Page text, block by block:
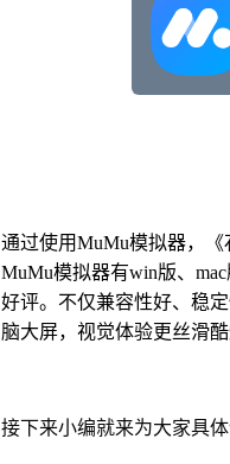
通过使用MuMu模拟器，
MuMu模拟器有win版、
好评。不仅兼容性好、稳
脑大屏，视觉体验更丝滑酷
接下来小编就来为大家具